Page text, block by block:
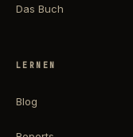
Das Buch
LERNEN
Blog